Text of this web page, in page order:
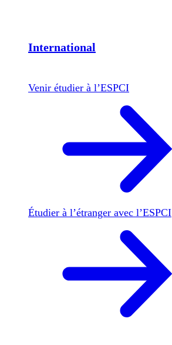
International
Venir étudier à l’ESPCI
Étudier à l’étranger avec l’ESPCI